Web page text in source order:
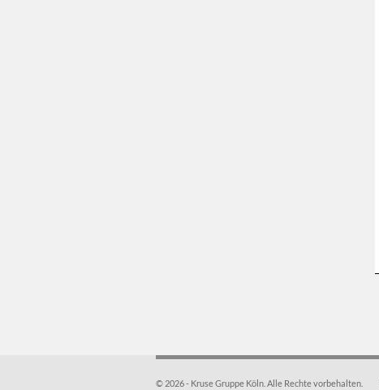
© 2026 - Kruse Gruppe Köln. Alle Rechte vorbehalten.